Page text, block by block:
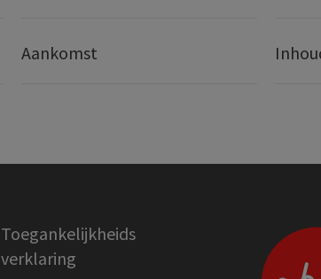
Aankomst
Toegankelijkheids
verklaring